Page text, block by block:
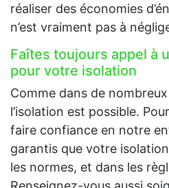
réaliser des économies
n’est vraiment pas à
Faîtes toujours appel à
pour votre isolation
Comme dans de nombreux
l’isolation est possible.
faire confiance en notre
garantis que votre
les normes, et dans les